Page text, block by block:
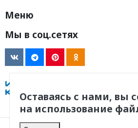
Меню
Мы в соц.сетях
Оставаясь с нами, вы
на использование